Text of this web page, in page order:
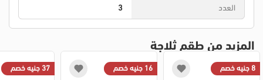
العدد
3
المزيد من طقم ثلاجة
8 جنيه خصم 16 جنيه خصم 37 جنيه خصم